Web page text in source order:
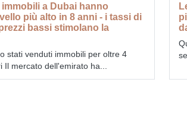
immobili a Dubai hanno
più alto in 8 anni - i tassi di
bassi stimolano la
stati venduti immobili per oltre 4
Il mercato dell'emirato ha...